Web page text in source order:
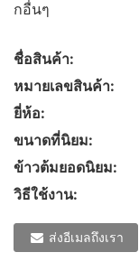
กอื่นๆ
ชื่อสินค้า:
หมายเลขสินค้า:
ยี่ห้อ:
ขนาดที่นิยม:
ข้าวต้มยอดนิยม:
วิธีใช้งาน:
ส่งอีเมลถึงเรา